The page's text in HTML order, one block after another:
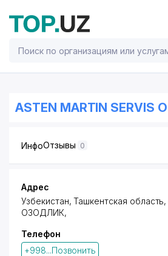
ASTEN MARTIN SERVIS
ИнфоОтзывы 0
Адрес
Узбекистан, Ташкентская
ОЗОДЛИК,
Телефон
+998...Позвонить